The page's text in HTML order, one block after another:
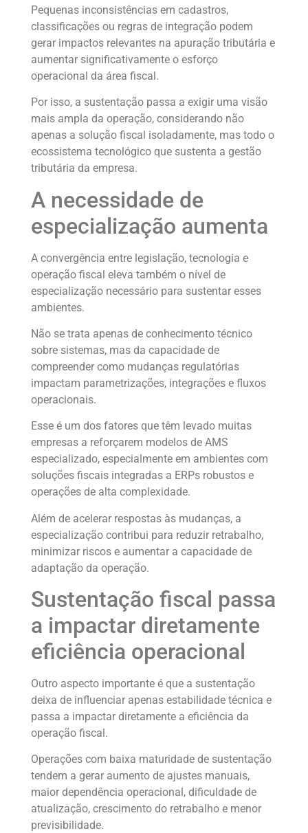
Pequenas inconsistências em cadastros,
classificações ou regras de integração podem
gerar impactos relevantes na apuração tributária e
aumentar significativamente o esforço
operacional da área fiscal.
Por isso, a sustentação passa a exigir uma visão
mais ampla da operação, considerando não
apenas a solução fiscal isoladamente, mas todo o
ecossistema tecnológico que sustenta a gestão
tributária da empresa.
A necessidade de
especialização aumenta
A convergência entre legislação, tecnologia e
operação fiscal eleva também o nível de
especialização necessário para sustentar esses
ambientes.
Não se trata apenas de conhecimento técnico
sobre sistemas, mas da capacidade de
compreender como mudanças regulatórias
impactam parametrizações, integrações e fluxos
operacionais.
Esse é um dos fatores que têm levado muitas
empresas a reforçarem modelos de AMS
especializado, especialmente em ambientes com
soluções fiscais integradas a ERPs robustos e
operações de alta complexidade.
Além de acelerar respostas às mudanças, a
especialização contribui para reduzir retrabalho,
minimizar riscos e aumentar a capacidade de
adaptação da operação.
Sustentação fiscal passa
a impactar diretamente
eficiência operacional
Outro aspecto importante é que a sustentação
deixa de influenciar apenas estabilidade técnica e
passa a impactar diretamente a eficiência da
operação fiscal.
Operações com baixa maturidade de sustentação
tendem a gerar aumento de ajustes manuais,
maior dependência operacional, dificuldade de
atualização, crescimento do retrabalho e menor
previsibilidade.